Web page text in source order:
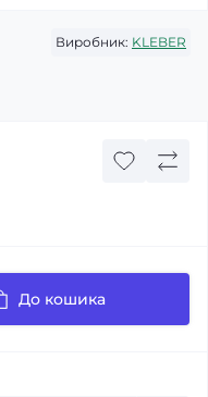
Виробник: KLEBER
До кошика